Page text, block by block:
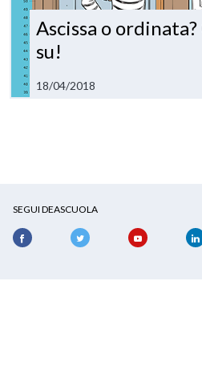
Ascissa o
su!
18/04/2018
SEGUI DEASCUOLA